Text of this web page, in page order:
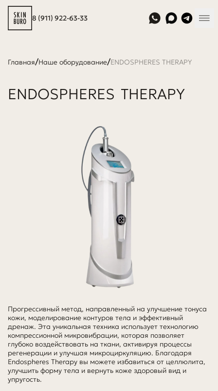
8 (911) 922-63-33
Главная/Наше оборудование/ENDOSPHERES THERAPY
ENDOSPHERES THERAPY
Прогрессивный метод, направленный на улучшение тонуса
кожи, моделирование контуров тела и эффективный
дренаж. Эта уникальная техника использует технологию
компрессионной микровибрации, которая позволяет
глубоко воздействовать на ткани, активируя процессы
регенерации и улучшая микроциркуляцию. Благодаря
Endospheres Therapy вы можете избавиться от целлюлита,
улучшить форму тела и вернуть коже здоровый вид и
упругость.